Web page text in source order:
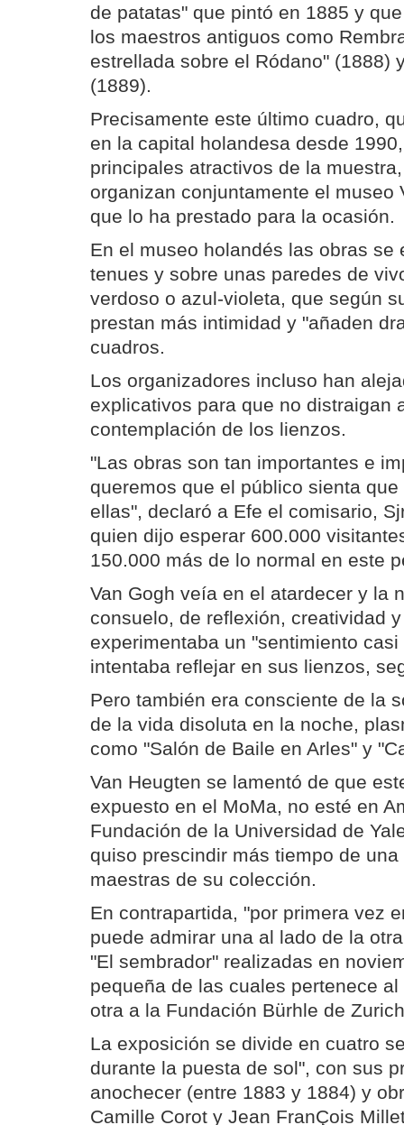
de patatas" que pintó en 1885 y
los maestros antiguos como
estrellada sobre el Ródano" (1888)
(1889).
Precisamente este último cuadro,
en la capital holandesa desde
principales atractivos de la
organizan conjuntamente el museo
que lo ha prestado para la ocasión.
En el museo holandés las obras se
tenues y sobre unas paredes de
verdoso o azul-violeta, que según
prestan más intimidad y "añaden
cuadros.
Los organizadores incluso han
explicativos para que no distraigan
contemplación de los lienzos.
"Las obras son tan importantes e
queremos que el público sienta
ellas", declaró a Efe el comisario,
quien dijo esperar 600.000
150.000 más de lo normal en este
Van Gogh veía en el atardecer y la
consuelo, de reflexión, creatividad
experimentaba un "sentimiento
intentaba reflejar en sus lienzos,
Pero también era consciente de la
de la vida disoluta en la noche,
como "Salón de Baile en Arles" y
Van Heugten se lamentó de que
expuesto en el MoMa, no esté en
Fundación de la Universidad de
quiso prescindir más tiempo de
maestras de su colección.
En contrapartida, "por primera vez
puede admirar una al lado de la
"El sembrador" realizadas en
pequeña de las cuales pertenece
otra a la Fundación Bürhle de
La exposición se divide en cuatro
durante la puesta de sol", con sus
anochecer (entre 1883 y 1884) y
Camille Corot y Jean FranÇois